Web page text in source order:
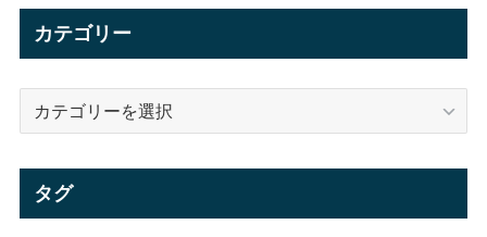
カテゴリー
タグ